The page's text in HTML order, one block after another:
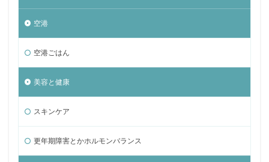
空港
空港ごはん
美容と健康
スキンケア
更年期障害とかホルモンバランス